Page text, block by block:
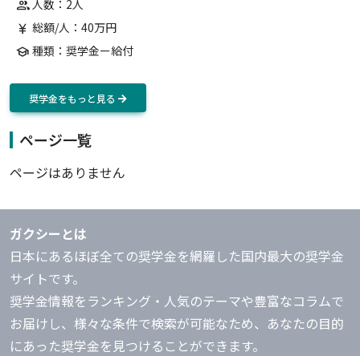
group人数：2人
currency_yen 総額/人：40万円
school 種類：奨学金ー給付
奨学金をもっと見る
ページ一覧
ページはありません
ガクシーとは
日本にあるほぼ全ての奨学金を網羅した国内最大の奨学金
サイトです。
奨学金情報をランキング・人気のテーマや豊富なコラムで
お届けし、様々な条件で検索が可能なため、あなたの目的
にあった奨学金を見つけることができます。